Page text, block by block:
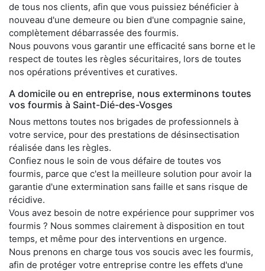
de tous nos clients, afin que vous puissiez bénéficier à
nouveau d'une demeure ou bien d'une compagnie saine,
complètement débarrassée des fourmis.
Nous pouvons vous garantir une efficacité sans borne et le
respect de toutes les règles sécuritaires, lors de toutes
nos opérations préventives et curatives.
A domicile ou en entreprise, nous exterminons toutes
vos fourmis à Saint-Dié-des-Vosges
Nous mettons toutes nos brigades de professionnels à
votre service, pour des prestations de désinsectisation
réalisée dans les règles.
Confiez nous le soin de vous défaire de toutes vos
fourmis, parce que c'est la meilleure solution pour avoir la
garantie d'une extermination sans faille et sans risque de
récidive.
Vous avez besoin de notre expérience pour supprimer vos
fourmis ? Nous sommes clairement à disposition en tout
temps, et même pour des interventions en urgence.
Nous prenons en charge tous vos soucis avec les fourmis,
afin de protéger votre entreprise contre les effets d'une